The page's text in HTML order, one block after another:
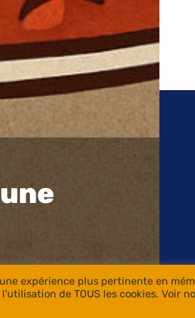
expérience plus pertinente en
de TOUS les cookies. Voir